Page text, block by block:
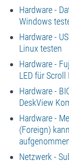
Hardware -
Windows
Hardware -
Linux testen
Hardware -
LED für
Hardware -
DeskView
Hardware -
(Foreign)
Netzwerk -